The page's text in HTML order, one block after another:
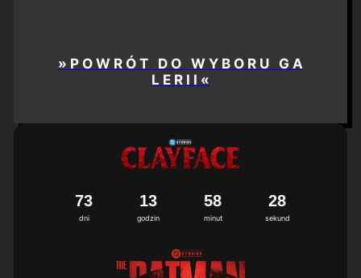
» P O W R Ó T D O W Y B O R U G A
L E R I I «
dni
73
godzin
13
minut
58
sekund
27
8